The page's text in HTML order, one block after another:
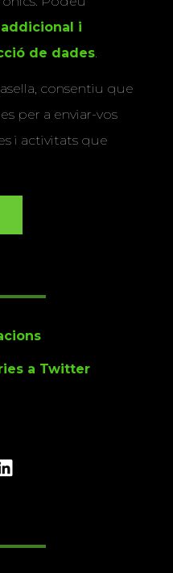
i
de dades.
consentiu que
per a enviar-vos
i activitats que
a Twitter